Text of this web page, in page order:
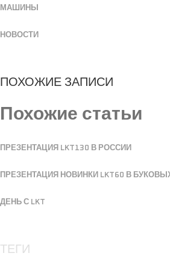
МАШИНЫ
НОВОСТИ
ПОХОЖИЕ ЗАПИСИ
Похожие статьи
ПРЕЗЕНТАЦИЯ LKT130 В РОССИИ
ПРЕЗЕНТАЦИЯ НОВИНКИ LKT60 В
ДЕНЬ С LKT
ТЕГИ